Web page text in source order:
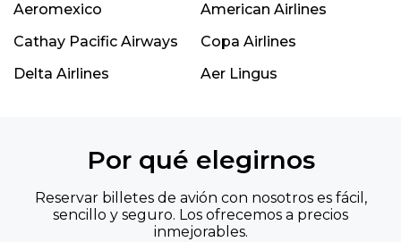
Aeromexico
American Airlines
Cathay Pacific Airways
Copa Airlines
Delta Airlines
Aer Lingus
Por qué elegirnos
Reservar billetes de avión con nosotros es fácil,
sencillo y seguro. Los ofrecemos a precios
inmejorables.